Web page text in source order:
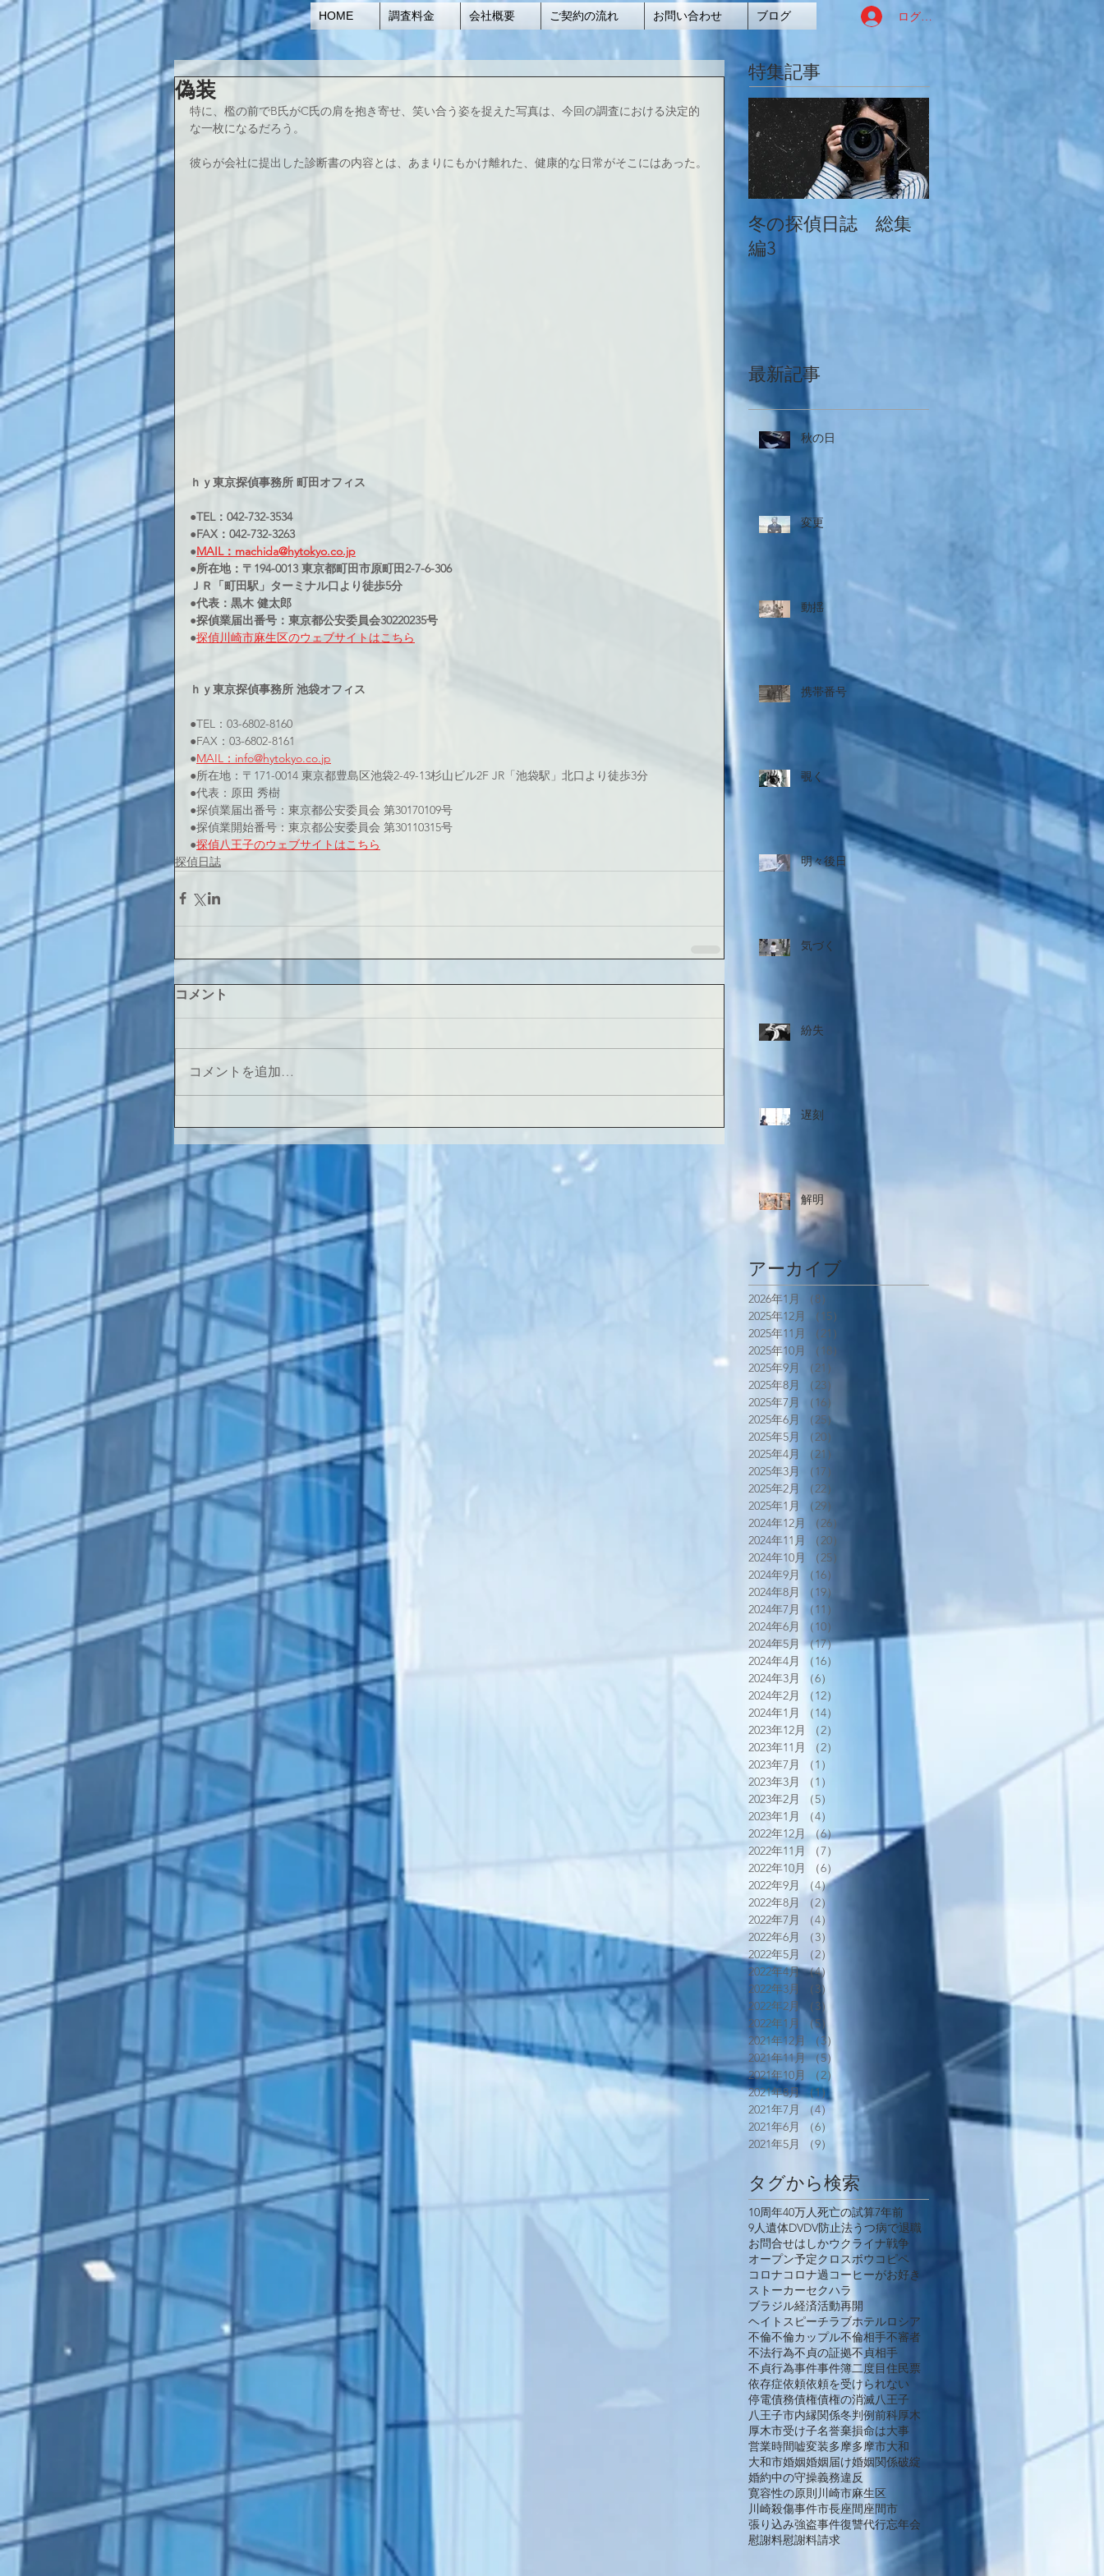
HOME 調査料金 会社概要 ご契約の流れ お問い合わせ ブログ ログイン
偽装
特に、檻の前でB氏がC氏の肩を抱き寄せ、笑い合う姿を捉えた写真は、今回の調査における決定的
な一枚になるだろう。
彼らが会社に提出した診断書の内容とは、あまりにもかけ離れた、健康的な日常がそこにはあった。
ｈｙ東京探偵事務所 町田オフィス
●TEL：042-732-3534
●FAX：042-732-3263
●MAIL：machida@hytokyo.co.jp
●所在地：〒194-0013 東京都町田市原町田2-7-6-306
ＪＲ「町田駅」ターミナル口より徒歩5分
●代表：黒木 健太郎
●探偵業届出番号：東京都公安委員会30220235号
●探偵川崎市麻生区のウェブサイト はこちら
ｈｙ東京探偵事務所 池袋オフィス
●TEL：03-6802-8160
●FAX：03-6802-8161
●MAIL：info@hytokyo.co.jp
●所在地：〒171-0014 東京都豊島区池袋2-49-13杉山ビル2F JR「池袋駅」北口より徒歩3分
●代表：原田 秀樹
●探偵業届出番号：東京都公安委員会 第30170109号
●探偵業開始番号：東京都公安委員会 第30110315号
●探偵八王子のウェブサイト はこちら
探偵日誌
コメント
コメントを追加…
特集記事
冬の探偵日誌 総集
編3
冬の探偵日誌 総集
最新記事
秋の日
変更
動揺
携帯番号
覗く
明々後日
気づく
紛失
遅刻
解明
アーカイブ
2026年1月 （8）
8件の記事
2025年12月
（15）
15件の記事
2025年11月
（21）
21件の記事
2025年10月
（18）
2025年9月
（21）
21件の記事
2025年8月
（23）
2025年7月
（16）
16件の記事
2025年6月
（25）
2025年5月
（20）
2025年4月
（21）
21件の記事
2025年3月
（17）
2025年2月
（22）
2025年1月
（29）
2024年12月
（26）
26件の記事
2024年11月
（20）
20件の記事
2024年10月
（25）
25件の記事
2024年9月
（16）
2024年8月
（19）
2024年7月
（11）
11件の記事
2024年6月
（10）
2024年5月 （17）17件の記事
2024年4月
（16）
2024年3月
（6）
2024年2月
（12）
2024年1月
（14）
2023年12月
（2）
2023年11月
（2）
2023年7月
（1）
2023年3月
（1）
2023年2月
（5）
2023年1月
（4）
2022年12月 （6）6件の記事
2022年11月
（7）
7件の記事
2022年10月
（6）
6件の記事
2022年9月
（4）4件の記事
2022年8月
（2）
2022年7月
（4）
2022年6月
（3）
2022年5月
（2）
2022年4月 （4）
2022年3月
（3）
2022年2月 （3）
2022年1月
（5）
2021年12月
（3）
2021年11月
（5）
2021年10月
（2）
2021年8月 （1）1件の記事
2021年7月
（4）
4件の記事
2021年6月
（6）
2021年5月
（9）
タグから検索
10周年40万人死亡の試算7年前
9人遺体DVDV防止法うつ病で退職
お問合せはしかウクライナ戦争
オープン予定クロスボウ コピペ
コロナコロナ過コーヒーがお好き
ストーカーセクハラ
ブラジル経済活動再開
ヘイトスピーチラブホテルロシア
不倫不倫カップル不倫相手不審者
不法行為不貞の証拠不貞相手
不貞行為事件事件簿二度目住民票
依存症依頼依頼を受けられない
停電債務債権債権の消滅八王子
八王子市内縁関係冬判例前科厚木
厚木市受け子名誉棄損命は大事
営業時間嘘変装多摩多摩市大和
大和市婚姻婚姻届け婚姻関係破綻
婚約中の守操義務違反
寛容性の原則川崎市麻生区
川崎殺傷事件市長座間座間市
張り込み強盗事件復讐代行忘年会
慰謝料慰謝料請求